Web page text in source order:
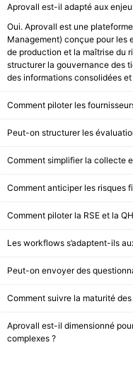
Aprovall est-il adapté aux
Oui. Aprovall est une
Management) conçue pour les
de production et la maîtrise du
structurer la gouvernance des
des informations consolidées
Comment piloter les
Peut-on structurer les
Comment simplifier la collecte
Comment anticiper les risques
Comment piloter la RSE et la
Les workflows s’adaptent-ils
Peut-on envoyer des
Comment suivre la maturité
Aprovall est-il dimensionné
complexes ?